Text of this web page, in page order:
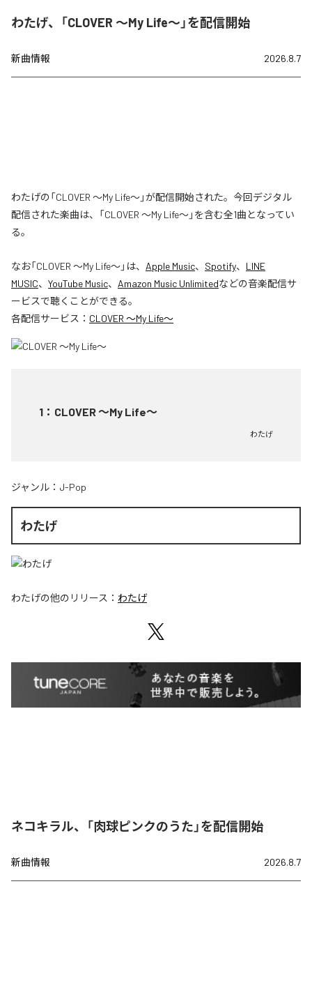
わたげ、「CLOVER ～My Life～」を配信開始
新曲情報 2026.8.7
わたげの「CLOVER ～My Life～」が配信開始された。今回デジタル
配信された楽曲は、「CLOVER ～My Life～」を含む全1曲となってい
る。
なお「CLOVER ～My Life～」は、 Apple Music、 Spotify、 LINE
MUSIC、 YouTube Music、 Amazon Music Unlimitedなどの音楽配信サ
ービスで聴くことができる。
各配信サービス： CLOVER ～My Life～
1 ： CLOVER ～My Life～
わたげ
ジャンル： J-Pop
わたげ
わたげの他のリリース： わたげ
ネコキラル、「肉球ピンクのうた」を配信開始
新曲情報 2026.8.7